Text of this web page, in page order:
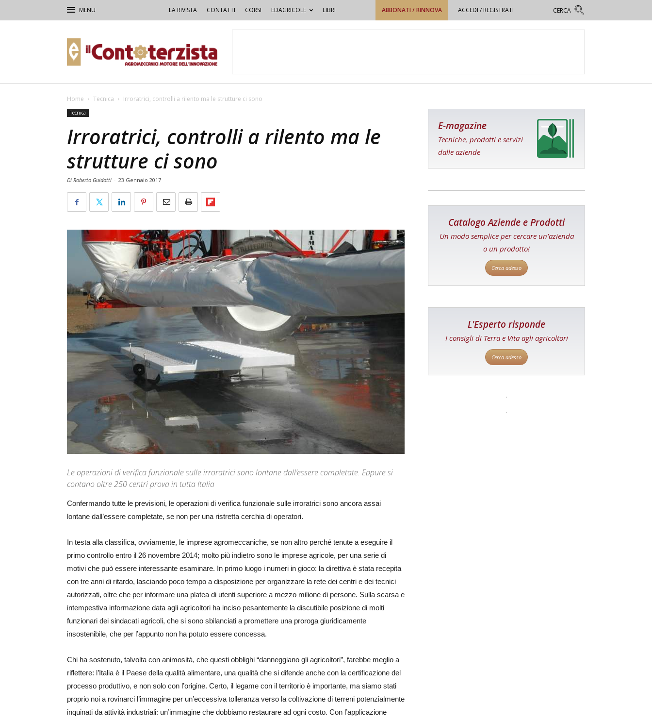
LA RIVISTA CONTATTI CORSI EDAGRICOLE LIBRI ABBONATI / RINNOVA ACCEDI / REGISTRATI
Contoterzista
Home Tecnica Irroratrici, controlli a rilento ma le strutture ci sono
Tecnica
Irroratrici, controlli a rilento ma le
strutture ci sono
Di Roberto Guidotti - 23 Gennaio 2017
Le operazioni di verifica funzionale sulle irroratrici sono lontane dall’essere completate. Eppure si
contano oltre 250 centri prova in tutta Italia
Confermando tutte le previsioni, le operazioni di verifica funzionale sulle irroratrici sono ancora assai
lontane dall’essere completate, se non per una ristretta cerchia di operatori.
In testa alla classifica, ovviamente, le imprese agromeccaniche, se non altro perché tenute a eseguire il
primo controllo entro il 26 novembre 2014; molto più indietro sono le imprese agricole, per una serie di
motivi che può essere interessante esaminare. In primo luogo i numeri in gioco: la direttiva è stata recepita
con tre anni di ritardo, lasciando poco tempo a disposizione per organizzare la rete dei centri e dei tecnici
autorizzati, oltre che per informare una platea di utenti superiore a mezzo milione di persone. Sulla scarsa e
intempestiva informazione data agli agricoltori ha inciso pesantemente la discutibile posizione di molti
funzionari dei sindacati agricoli, che si sono sbilanciati a promettere una proroga giuridicamente
insostenibile, che per l’appunto non ha potuto essere concessa.
Chi ha sostenuto, talvolta con animosità, che questi obblighi “danneggiano gli agricoltori”, farebbe meglio a
riflettere: l’Italia è il Paese della qualità alimentare, una qualità che si difende anche con la certificazione del
processo produttivo, e non solo con l’origine. Certo, il legame con il territorio è importante, ma siamo stati
proprio noi a rovinarci l’immagine per un’eccessiva tolleranza verso la coltivazione di terreni potenzialmente
inquinati da attività industriali: un’immagine che dobbiamo restaurare ad ogni costo. Con l’applicazione
E-magazine
Tecniche, prodotti e servizi
dalle aziende
Catalogo Aziende e Prodotti
Un modo semplice per cercare un'azienda
o un prodotto!
Cerca adesso
L'Esperto risponde
I consigli di Terra e Vita agli agricoltori
Cerca adesso